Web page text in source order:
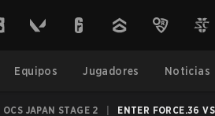
Equipos Jugadores Noticias
OCS JAPAN STAGE 2 ENTER FORCE.36